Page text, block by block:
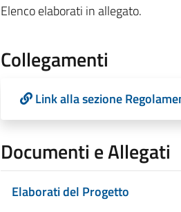
Elenco elaborati in allegato.
Collegamenti
Link alla sezione
Documenti e Allegati
Elaborati del Progetto